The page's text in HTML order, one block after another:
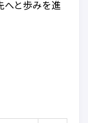
へと歩みを進